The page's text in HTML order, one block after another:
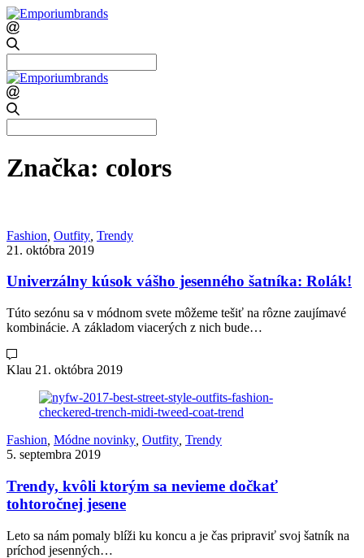
for:
for:
Značka: colors
Fashion Outfity Trendy
21. októbra 2019
Univerzálny kúsok vášho jesenného šatníka: Rolák!
Túto sezónu sa v módnom svete môžeme tešiť na rôzne zaujímavé
kombinácie. A základom viacerých z nich bude…
Klau 21. októbra 2019
Fashion Módne novinky Outfity Trendy
5. septembra 2019
Trendy, kvôli ktorým sa nevieme dočkať
tohtoročnej jesene
Leto sa nám pomaly blíži ku koncu a je čas pripraviť svoj šatník na
príchod jesenných…